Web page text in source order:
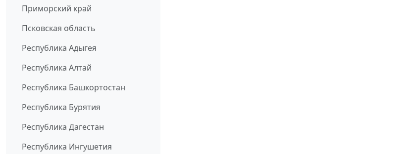
Приморский край
Псковская область
Республика Адыгея
Республика Алтай
Республика Башкортостан
Республика Бурятия
Республика Дагестан
Республика Ингушетия